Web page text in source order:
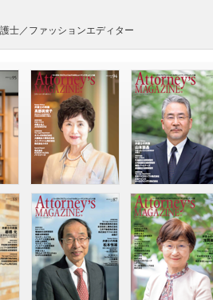
士／ファッションエディター